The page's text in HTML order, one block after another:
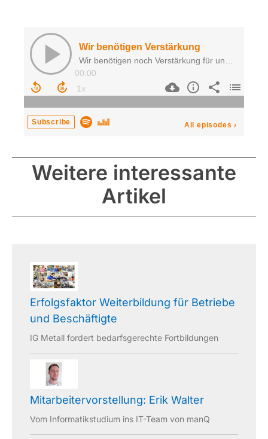
Weitere interessante
Artikel
Erfolgsfaktor Weiterbildung für Betriebe
und Beschäftigte
IG Metall fordert bedarfsgerechte Fortbildungen
Mitarbeitervorstellung: Erik Walter
Vom Informatikstudium ins IT-Team von manQ